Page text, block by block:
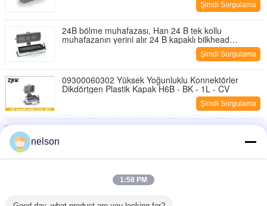
Şimdi Sorgulama
24B bölme muhafazası, Han 24 B tek kollu
muhafazanın yerini alır 24 B kapaklı bilkhead
Şimdi Sorgulama
09300060302 Yüksek Yoğunluklu Konnektörler
Dikdörtgen Plastik Kapak H6B - BK - 1L - CV
Şimdi Sorgulama
H6B - TE - 2B - PG16 Üst Girişli Endüstriyel Ağır
Hizmet Elektrik Konnektörü
nelson
1:58 PM